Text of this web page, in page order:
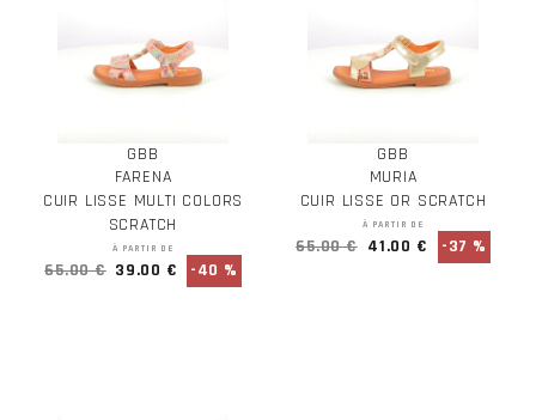
GBB
FARENA
CUIR LISSE MULTI COLORS
SCRATCH
À PARTIR DE
65.00 € 39.00 € -40 %
GBB
MURIA
CUIR LISSE OR SCRATCH
À PARTIR DE
65.00 € 41.00 € -37 %